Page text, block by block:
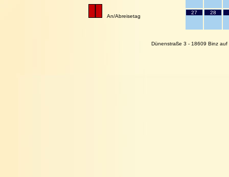
An/Abreisetag
27 28
Dünenstraße 3 - 18609 Binz